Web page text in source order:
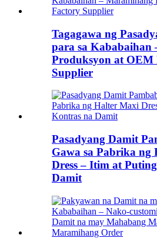
Tagagawa ng
para sa Kababaihan
Produksyon at OEM
Supplier
Pasadyang Damit
Gawa sa Pabrika ng
Dress – Itim at
Damit